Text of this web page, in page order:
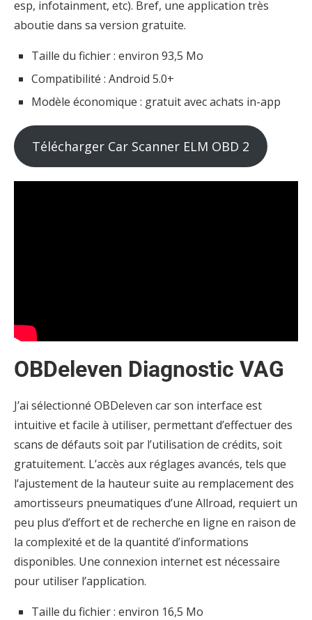
esp, infotainment, etc). Bref, une application très
aboutie dans sa version gratuite.
Taille du fichier : environ 93,5 Mo
Compatibilité : Android 5.0+
Modèle économique : gratuit avec achats in-app
Télécharger Car Scanner ELM OBD 2
OBDeleven Diagnostic VAG
J’ai sélectionné OBDeleven car son interface est
intuitive et facile à utiliser, permettant d’effectuer des
scans de défauts soit par l’utilisation de crédits, soit
gratuitement. L’accès aux réglages avancés, tels que
l’ajustement de la hauteur suite au remplacement des
amortisseurs pneumatiques d’une Allroad, requiert un
peu plus d’effort et de recherche en ligne en raison de
la complexité et de la quantité d’informations
disponibles. Une connexion internet est nécessaire
pour utiliser l’application.
Taille du fichier : environ 16,5 Mo